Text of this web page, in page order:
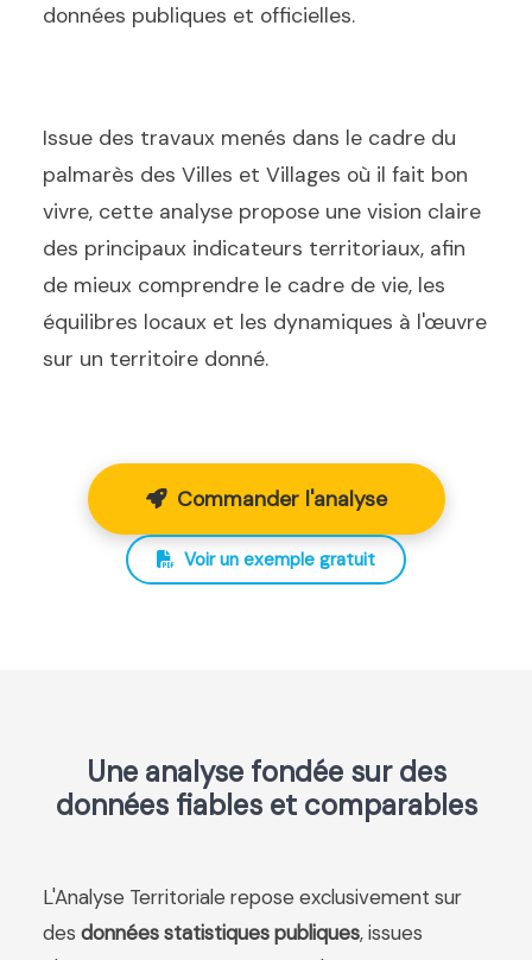
données publiques et officielles.
Issue des travaux menés dans le cadre du
palmarès des Villes et Villages où il fait bon
vivre, cette analyse propose une vision claire
des principaux indicateurs territoriaux, afin
de mieux comprendre le cadre de vie, les
équilibres locaux et les dynamiques à l'œuvre
sur un territoire donné.
Commander l'analyse
Voir un exemple gratuit
Une analyse fondée sur des
données fiables et comparables
L'Analyse Territoriale repose exclusivement sur
des données statistiques publiques, issues